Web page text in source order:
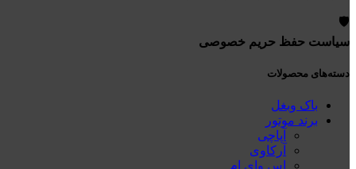
🛡️
سیاست حفظ حریم خصوصی
دسته‌های محصولات
باک وبغل
برند موتور
آپاچی
آرکاوی
اس وای ام